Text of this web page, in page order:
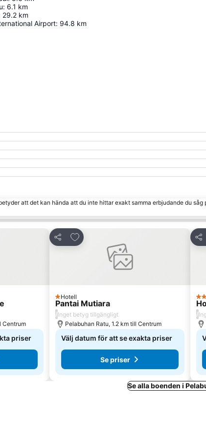
: 6.1 km
29.2 km
Airport: 94.8 km
att det kan hända att du inte hittar exakt samma erbjudande du såg
Centrum
priser
Dela
Lägg till i Mina Favoriter
1 Stjärnor
Hotell
Pantai Mutiara
/Inget betyg tillgängligt
Pelabuhan Ratu, 1.2 km till Centrum
Välj datum för att se exakta priser
Se priser
Dela
2
/
Se alla boenden i